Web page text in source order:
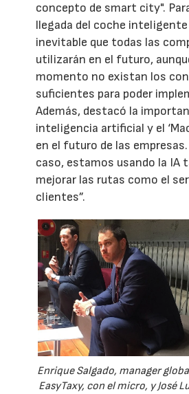
concepto de smart city".
llegada del coche inteligente
inevitable que todas las
utilizarán en el futuro,
momento no existan los
suficientes para poder
Además, destacó la
inteligencia artificial y el
en el futuro de las
caso, estamos usando la IA
mejorar las rutas como el
clientes”.
Enrique Salgado, manager
EasyTaxy, con el micro, y José